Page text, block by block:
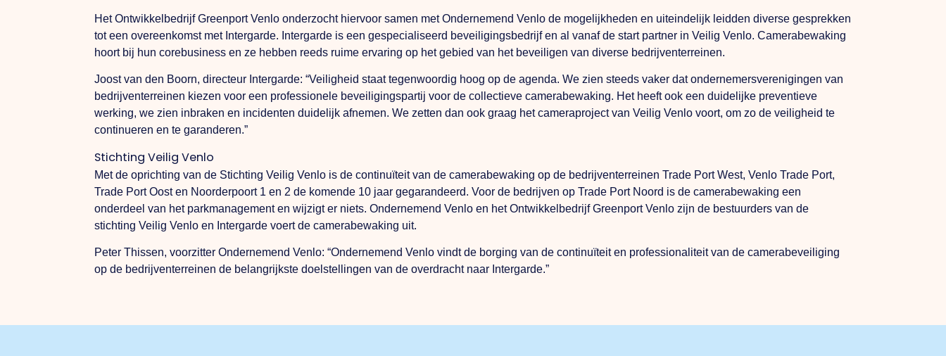
Het Ontwikkelbedrijf Greenport Venlo onderzocht hiervoor samen met Ondernemend Venlo de mogelijkheden en uiteindelijk leidden diverse gesprekken
tot een overeenkomst met Intergarde. Intergarde is een gespecialiseerd beveiligingsbedrijf en al vanaf de start partner in Veilig Venlo. Camerabewaking
hoort bij hun corebusiness en ze hebben reeds ruime ervaring op het gebied van het beveiligen van diverse bedrijventerreinen.
Joost van den Boorn, directeur Intergarde: “Veiligheid staat tegenwoordig hoog op de agenda. We zien steeds vaker dat ondernemersverenigingen van
bedrijventerreinen kiezen voor een professionele beveiligingspartij voor de collectieve camerabewaking. Het heeft ook een duidelijke preventieve
werking, we zien inbraken en incidenten duidelijk afnemen. We zetten dan ook graag het cameraproject van Veilig Venlo voort, om zo de veiligheid te
continueren en te garanderen.”
Stichting Veilig Venlo
Met de oprichting van de Stichting Veilig Venlo is de continuïteit van de camerabewaking op de bedrijventerreinen Trade Port West, Venlo Trade Port,
Trade Port Oost en Noorderpoort 1 en 2 de komende 10 jaar gegarandeerd. Voor de bedrijven op Trade Port Noord is de camerabewaking een
onderdeel van het parkmanagement en wijzigt er niets. Ondernemend Venlo en het Ontwikkelbedrijf Greenport Venlo zijn de bestuurders van de
stichting Veilig Venlo en Intergarde voert de camerabewaking uit.
Peter Thissen, voorzitter Ondernemend Venlo: “Ondernemend Venlo vindt de borging van de continuïteit en professionaliteit van de camerabeveiliging
op de bedrijventerreinen de belangrijkste doelstellingen van de overdracht naar Intergarde.”